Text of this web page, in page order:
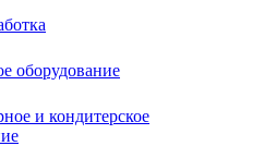
оборудование
и кондитерское